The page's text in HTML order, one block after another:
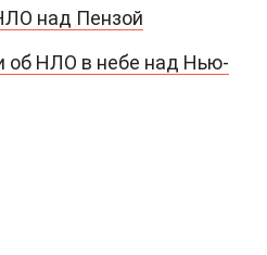
над Пензой
об НЛО в небе над Нью-